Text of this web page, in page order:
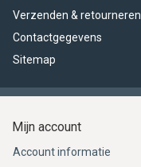
Verzenden & retourneren
Contactgegevens
Sitemap
Mijn account
Account informatie